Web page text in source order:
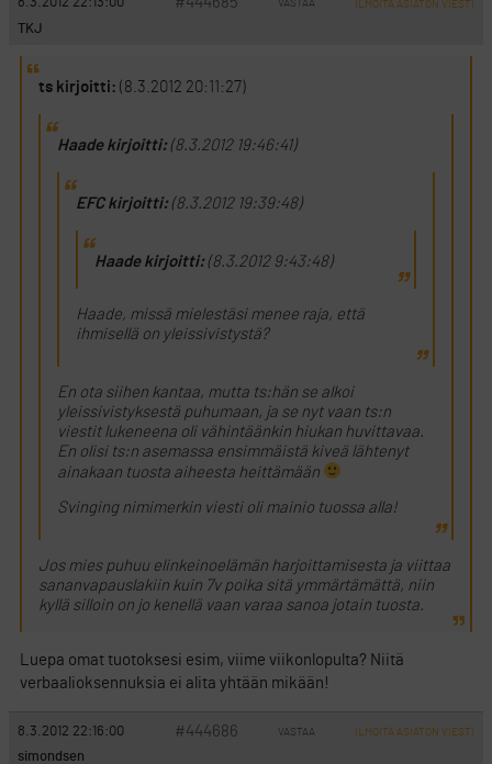
VASTAA ILMOITA ASIATON VIESTI
TKJ
ts kirjoitti: (8.3.2012 20:11:27)
Haade kirjoitti:(8.3.2012 19:46:41)
EFC kirjoitti:(8.3.2012 19:39:48)
Haade kirjoitti:(8.3.2012 9:43:48)
Haade, missä mielestäsi menee raja, että
ihmisellä on yleissivistystä?
En ota siihen kantaa, mutta ts:hän se alkoi
yleissivistyksestä puhumaan, ja se nyt vaan ts:n
viestit lukeneena oli vähintäänkin hiukan huvittavaa.
En olisi ts:n asemassa ensimmäistä kiveä lähtenyt
ainakaan tuosta aiheesta heittämään
Svinging nimimerkin viesti oli mainio tuossa alla!
Jos mies puhuu elinkeinoelämän harjoittamisesta ja viittaa
sananvapauslakiin kuin 7v poika sitä ymmärtämättä, niin
kyllä silloin on jo kenellä vaan varaa sanoa jotain tuosta.
Luepa omat tuotoksesi esim, viime viikonlopulta? Niitä
verbaalioksennuksia ei alita yhtään mikään!
8.3.2012 22:16:00 #444686 VASTAA ILMOITA ASIATON VIESTI
simondsen